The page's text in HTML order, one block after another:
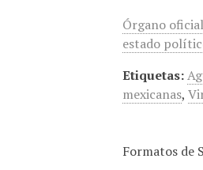
Órgano
estado
Etiquetas:
mexicanas,
Formatos de